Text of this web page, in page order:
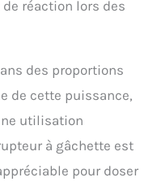
réaction lors des
des proportions
de cette puissance,
utilisation
à gâchette est
pour doser